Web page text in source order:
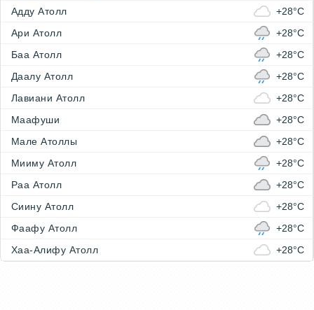
Адду Атолл
+28°C
Ари Атолл
+28°C
Баа Атолл
+28°C
Даалу Атолл
+28°C
Лавиани Атолл
+28°C
Маафуши
+28°C
Мале Атоллы
+28°C
Мииму Атолл
+28°C
Раа Атолл
+28°C
Сиину Атолл
+28°C
Фаафу Атолл
+28°C
Хаа-Алифу Атолл
+28°C